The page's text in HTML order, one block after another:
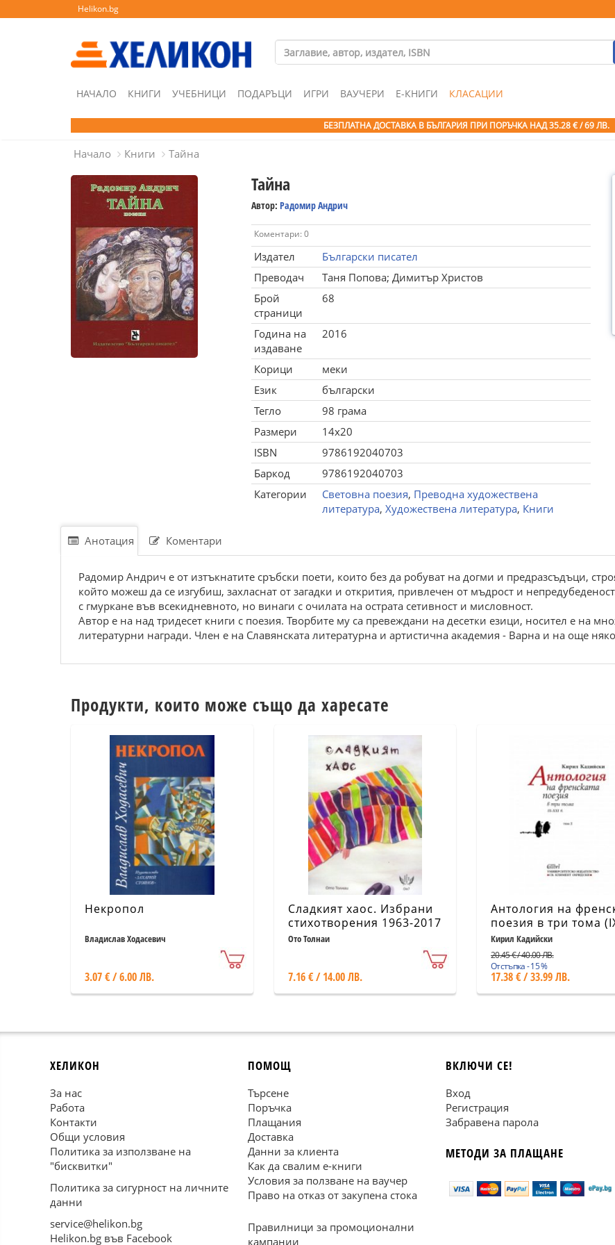
Helikon.bg
НАЧАЛО КНИГИ УЧЕБНИЦИ ПОДАРЪЦИ ИГРИ ВАУЧЕРИ Е-КНИГИ КЛАСАЦИИ
БЕЗПЛАТНА ДОСТАВКА В БЪЛГАРИЯ ПРИ ПОРЪЧКА НАД 35.28 € / 69 ЛВ.
Начало Книги Тайна
Тайна
Автор: Радомир Андрич
Коментари: 0
Издател
Български писател
Преводач
Таня Попова; Димитър Христов
Брой
страници
68
Година на
издаване
2016
Корици
меки
Език
български
Тегло
98 грама
Размери
14x20
ISBN
9786192040703
Баркод
9786192040703
Категории
Световна поезия, Преводна художествена
литература, Художествена литература, Книги
Анотация Коментари
Радомир Андрич е от изтъкнатите сръбски поети, които без да робуват на догми и предразсъдъци,
който можеш да се изгубиш, захласнат от загадки и открития, привлечен от мъдрост и
с гмуркане във всекидневното, но винаги с очилата на острата сетивност и мисловност.
Автор е на над тридесет книги с поезия. Творбите му са превеждани на десетки езици, носител е на
литературни награди. Член е на Славянската литературна и артистична академия - Варна и на още
Продукти, които може също да харесате
Некропол
Владислав Ходасевич
3.07 € / 6.00 ЛВ.
Сладкият хаос. Избрани
стихотворения 1963-2017
Ото Толнаи
7.16 € / 14.00 ЛВ.
Антология на
поезия в три тома
XXI в) Том 2
Кирил Кадийски
20.45 € / 40.00 ЛВ.
Отстъпка - 15 %
17.38 € / 33.99 ЛВ.
ХЕЛИКОН
За нас
Работа
Контакти
Общи условия
Политика за използване на
"бисквитки"
Политика за сигурност на личните
данни
service@helikon.bg
Helikon.bg във Facebook
ПОМОЩ
Търсене
Поръчка
Плащания
Доставка
Данни за клиента
Как да свалим е-книги
Условия за ползване на ваучер
Право на отказ от закупена стока
Правилници за промоционални
кампании
ВКЛЮЧИ СЕ!
Вход
Регистрация
Забравена парола
МЕТОДИ ЗА ПЛАЩАНЕ